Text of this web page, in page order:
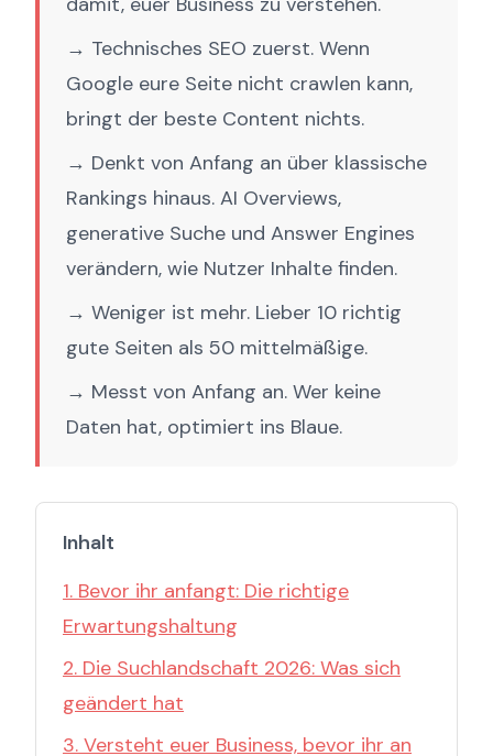
→ Technisches SEO zuerst. Wenn
Google eure Seite nicht crawlen kann,
bringt der beste Content nichts.
→ Denkt von Anfang an über klassische
Rankings hinaus. AI Overviews,
generative Suche und Answer Engines
verändern, wie Nutzer Inhalte finden.
→ Weniger ist mehr. Lieber 10 richtig
gute Seiten als 50 mittelmäßige.
→ Messt von Anfang an. Wer keine
Daten hat, optimiert ins Blaue.
Inhalt
1. Bevor ihr anfangt: Die richtige
Erwartungshaltung
2. Die Suchlandschaft 2026: Was sich
geändert hat
3. Versteht euer Business, bevor ihr an